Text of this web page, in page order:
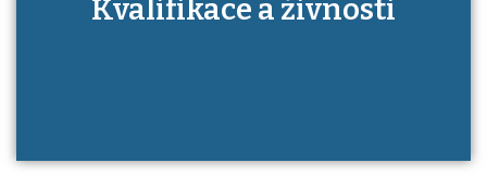
má získání autorizace?
Kvalifikace a živnosti